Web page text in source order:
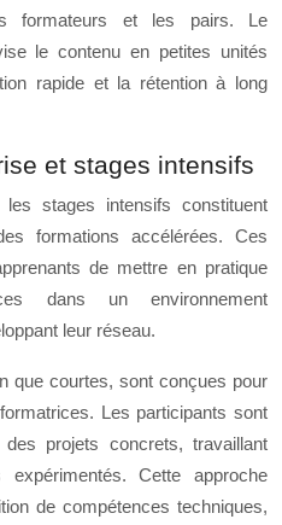
formateurs et les pairs. Le
le contenu en petites unités
rapide et la rétention à long
et stages intensifs
les stages intensifs constituent
formations accélérées. Ces
de mettre en pratique
dans un environnement
leur réseau.
que courtes, sont conçues pour
Les participants sont
projets concrets, travaillant
Cette approche
de compétences techniques,